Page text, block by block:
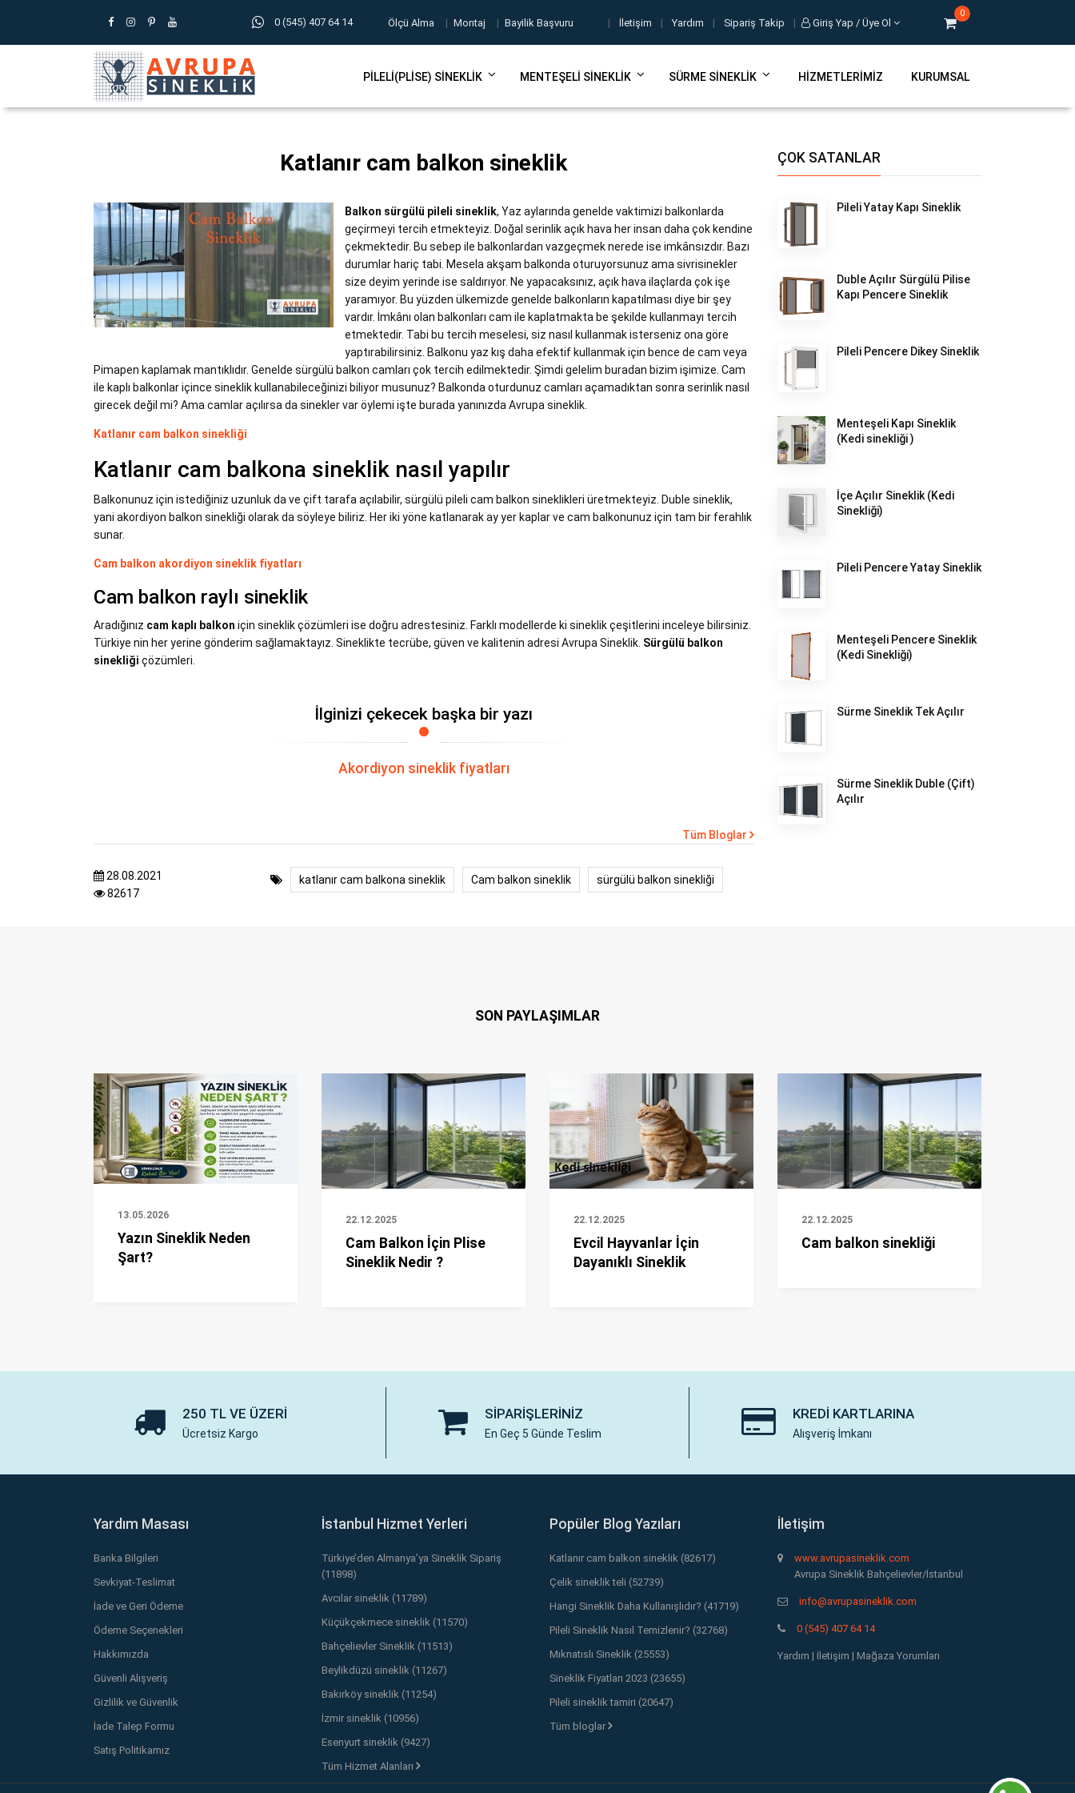
0 (545) 407 64 14 Ölçü Alma | Montaj | Bayilik Başvuru | İletişim | Yardım | Sipariş Takip | Giriş Yap / Üye Ol
0
PILELI(PLISE) SINEKLIK MENTEŞELI SINEKLIK SÜRME SINEKLIK HIZMETLERIMIZ KURUMSAL
Katlanır cam balkon sineklik
Balkon sürgülü pileli sineklik, Yaz aylarında genelde vaktimizi balkonlarda
geçirmeyi tercih etmekteyiz. Doğal serinlik açık hava her insan daha çok kendine
çekmektedir. Bu sebep ile balkonlardan vazgeçmek nerede ise imkânsızdır. Bazı
durumlar hariç tabi. Mesela akşam balkonda oturuyorsunuz ama sivrisinekler
size deyim yerinde ise saldırıyor. Ne yapacaksınız, açık hava ilaçlarda çok işe
yaramıyor. Bu yüzden ülkemizde genelde balkonların kapatılması diye bir şey
vardır. İmkânı olan balkonları cam ile kaplatmakta be şekilde kullanmayı tercih
etmektedir. Tabi bu tercih meselesi, siz nasıl kullanmak isterseniz ona göre
yaptırabilirsiniz. Balkonu yaz kış daha efektif kullanmak için bence de cam veya
Pimapen kaplamak mantıklıdır. Genelde sürgülü balkon camları çok tercih edilmektedir. Şimdi gelelim buradan bizim işimize. Cam
ile kaplı balkonlar içince sineklik kullanabileceğinizi biliyor musunuz? Balkonda oturdunuz camları açamadıktan sonra serinlik nasıl
girecek değil mi? Ama camlar açılırsa da sinekler var öylemi işte burada yanınızda Avrupa sineklik.
Katlanır cam balkon sinekliği
Katlanır cam balkona sineklik nasıl yapılır
Balkonunuz için istediğiniz uzunluk da ve çift tarafa açılabilir, sürgülü pileli cam balkon sineklikleri üretmekteyiz. Duble sineklik,
yani akordiyon balkon sinekliği olarak da söyleye biliriz. Her iki yöne katlanarak ay yer kaplar ve cam balkonunuz için tam bir ferahlık
sunar.
Cam balkon akordiyon sineklik fiyatları
Cam balkon raylı sineklik
Aradığınız cam kaplı balkon için sineklik çözümleri ise doğru adrestesiniz. Farklı modellerde ki sineklik çeşitlerini inceleye bilirsiniz.
Türkiye nin her yerine gönderim sağlamaktayız. Sineklikte tecrübe, güven ve kalitenin adresi Avrupa Sineklik. Sürgülü balkon
sinekliği çözümleri.
İlginizi çekecek başka bir yazı
Akordiyon sineklik fiyatları
Tüm Bloglar
28.08.2021
82617
katlanır cam balkona sineklik Cam balkon sineklik sürgülü balkon sinekliği
ÇOK SATANLAR
Pileli Yatay Kapı Sineklik
Duble Açılır Sürgülü Pilise
Kapı Pencere Sineklik
Pileli Pencere Dikey Sineklik
Menteşeli Kapı Sineklik
(Kedi sinekliği )
İçe Açılır Sineklik (Kedi
Sinekliği)
Pileli Pencere Yatay Sineklik
Menteşeli Pencere Sineklik
(Kedi Sinekliği)
Sürme Sineklik Tek Açılır
Sürme Sineklik Duble (Çift)
Açılır
SON PAYLAŞIMLAR
13.05.2026
Yazın Sineklik Neden
Şart?
22.12.2025
Cam Balkon İçin Plise
Sineklik Nedir ?
22.12.2025
Evcil Hayvanlar İçin
Dayanıklı Sineklik
22.12.2025
Cam balkon sinekliği
250 TL VE ÜZERI
Ücretsiz Kargo
SIPARIŞLERINIZ
En Geç 5 Günde Teslim
KREDI KARTLARINA
Alışveriş İmkanı
Yardım Masası
Banka Bilgileri
Sevkiyat-Teslimat
İade ve Geri Ödeme
Ödeme Seçenekleri
Hakkımızda
Güvenli Alışveriş
Gizlilik ve Güvenlik
İade Talep Formu
Satış Politikamız
İstanbul Hizmet Yerleri
Türkiye’den Almanya’ya Sineklik Sipariş
(11898)
Avcılar sineklik (11789)
Küçükçekmece sineklik (11570)
Bahçelievler Sineklik (11513)
Beylikdüzü sineklik (11267)
Bakırköy sineklik (11254)
İzmir sineklik (10956)
Esenyurt sineklik (9427)
Tüm Hizmet Alanları
Popüler Blog Yazıları
Katlanır cam balkon sineklik (82617)
Çelik sineklik teli (52739)
Hangi Sineklik Daha Kullanışlıdır? (41719)
Pileli Sineklik Nasıl Temizlenir? (32768)
Mıknatıslı Sineklik (25553)
Sineklik Fiyatları 2023 (23655)
Pileli sineklik tamiri (20647)
Tüm bloglar
İletişim
www.avrupasineklik.com
Avrupa Sineklik Bahçelievler/İstanbul
info@avrupasineklik.com
0 (545) 407 64 14
Yardım | İletişim | Mağaza Yorumları